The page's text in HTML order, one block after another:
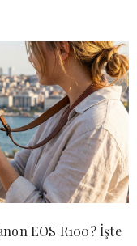
EOS R100? İşte